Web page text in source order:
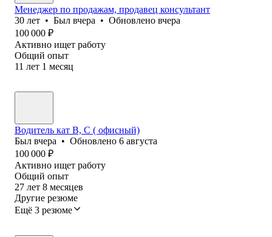
Менеджер по продажам, продавец консультант
30 лет • Был вчера • Обновлено вчера
100 000 ₽
Активно ищет работу
Общий опыт
11 лет 1 месяц
Водитель кат В, С ( офисный)
Был вчера • Обновлено 6 августа
100 000 ₽
Активно ищет работу
Общий опыт
27 лет 8 месяцев
Другие резюме
Ещё 3 резюме